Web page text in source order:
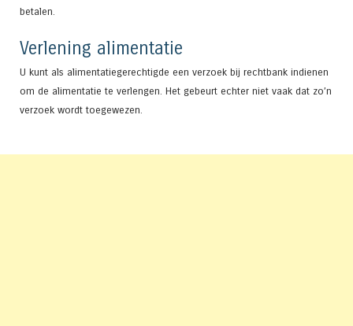
betalen.
Verlening alimentatie
U kunt als alimentatiegerechtigde een verzoek bij rechtbank indienen
om de alimentatie te verlengen. Het gebeurt echter niet vaak dat zo’n
verzoek wordt toegewezen.